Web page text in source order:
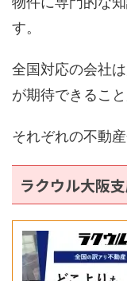
す。
全国対応の会社
が期待できるこ
それぞれの不動
ラクウル大阪